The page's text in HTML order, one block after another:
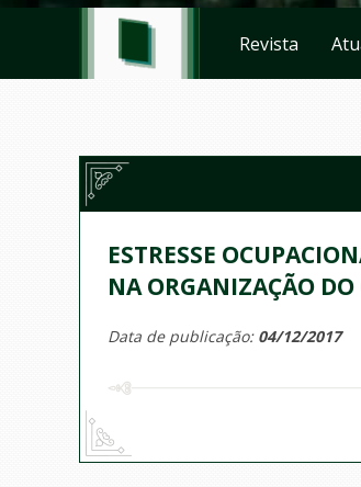
Revista
ESTRESSE
NA ORGANIZAÇÃO
Data de publicação: 04/12/2017